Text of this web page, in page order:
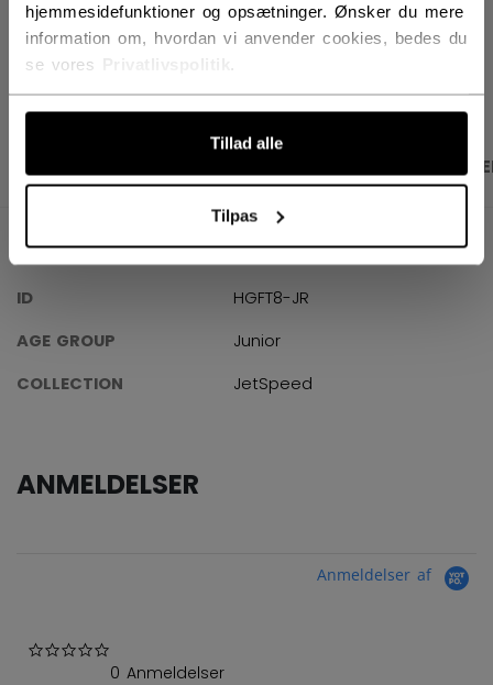
hjemmesidefunktioner og opsætninger. Ønsker du mere
information om, hvordan vi anvender cookies, bedes du
se vores
Tillad alle
Tilpas
PRODUKTBILLEDER
SPECIFIKATIONER
ID
HGFT8-JR
AGE GROUP
Junior
COLLECTION
JetSpeed
ANMELDELSER
Anmeldelser af
0 Anmeldelser